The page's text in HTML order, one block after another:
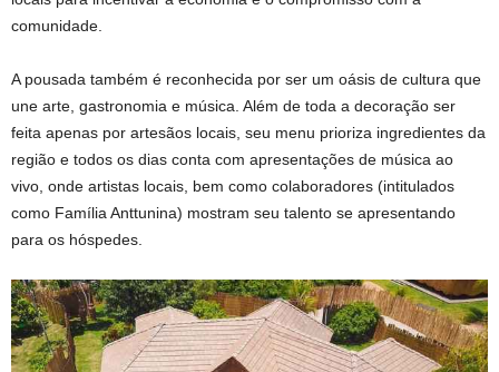
comunidade.
A pousada também é reconhecida por ser um oásis de cultura que
une arte, gastronomia e música. Além de toda a decoração ser
feita apenas por artesãos locais, seu menu prioriza ingredientes da
região e todos os dias conta com apresentações de música ao
vivo, onde artistas locais, bem como colaboradores (intitulados
como Família Anttunina) mostram seu talento se apresentando
para os hóspedes.